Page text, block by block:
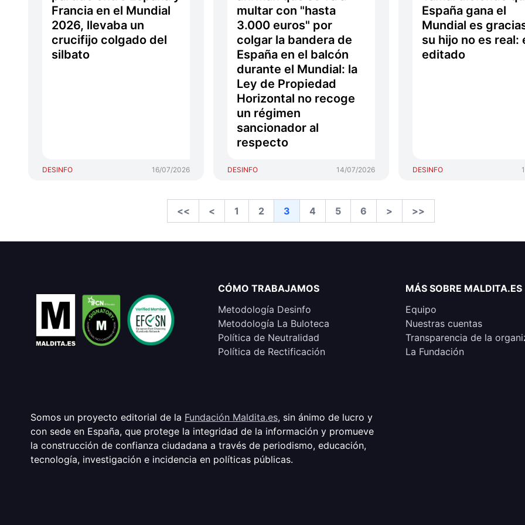
Francia en el Mundial
2026, llevaba un
crucifijo colgado del
silbato
DESINFO 16/07/2026
multar con "hasta
3.000 euros" por
colgar la bandera de
España en el balcón
durante el Mundial: la
Ley de Propiedad
Horizontal no recoge
un régimen
sancionador al
respecto
DESINFO 14/07/2026
España gana el
Mundial es
su hijo no es real:
editado
DESINFO
<< < 1 2 3 4 5 6 > >>
CÓMO TRABAJAMOS
Metodología Desinfo
Metodología La Buloteca
Política de Neutralidad
Política de Rectificación
MÁS SOBRE MALDITA.ES
Equipo
Nuestras cuentas
Transparencia de la
La Fundación
Somos un proyecto editorial de la Fundación Maldita.es, sin ánimo de lucro y
con sede en España, que protege la integridad de la información y promueve
la construcción de confianza ciudadana a través de periodismo, educación,
tecnología, investigación e incidencia en políticas públicas.